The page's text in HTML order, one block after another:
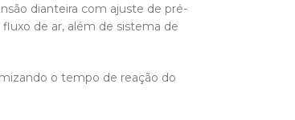
dianteira com ajuste de pré-
de ar, além de sistema de
o tempo de reação do